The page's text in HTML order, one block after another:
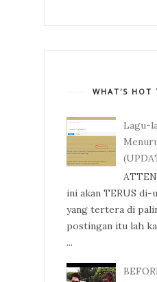
WHAT'S HOT
Lagu-
ini akan TERUS di-
yang tertera di
postingan itu lah
...